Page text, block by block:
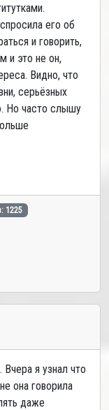
его об
и говорить,
и это не он,
Видно, что
серьёзных
Но часто слышу
1225
я узнал что
она говорила
даже